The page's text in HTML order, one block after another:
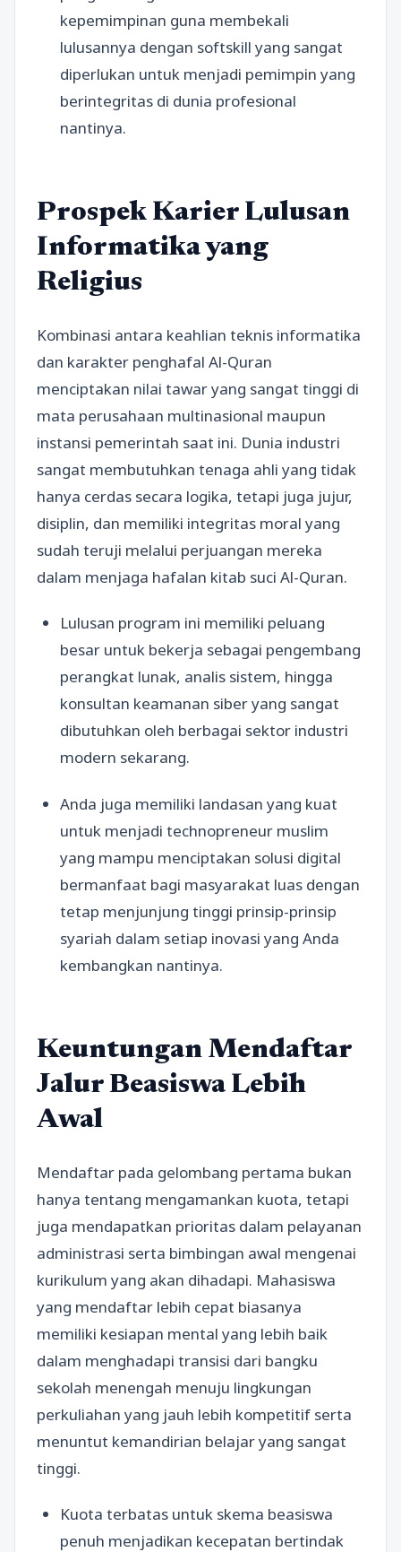
kepemimpinan guna membekali
lulusannya dengan softskill yang sangat
diperlukan untuk menjadi pemimpin yang
berintegritas di dunia profesional
nantinya.
Prospek Karier Lulusan
Informatika yang
Religius
Kombinasi antara keahlian teknis informatika
dan karakter penghafal Al-Quran
menciptakan nilai tawar yang sangat tinggi di
mata perusahaan multinasional maupun
instansi pemerintah saat ini. Dunia industri
sangat membutuhkan tenaga ahli yang tidak
hanya cerdas secara logika, tetapi juga jujur,
disiplin, dan memiliki integritas moral yang
sudah teruji melalui perjuangan mereka
dalam menjaga hafalan kitab suci Al-Quran.
Lulusan program ini memiliki peluang
besar untuk bekerja sebagai pengembang
perangkat lunak, analis sistem, hingga
konsultan keamanan siber yang sangat
dibutuhkan oleh berbagai sektor industri
modern sekarang.
Anda juga memiliki landasan yang kuat
untuk menjadi technopreneur muslim
yang mampu menciptakan solusi digital
bermanfaat bagi masyarakat luas dengan
tetap menjunjung tinggi prinsip-prinsip
syariah dalam setiap inovasi yang Anda
kembangkan nantinya.
Keuntungan Mendaftar
Jalur Beasiswa Lebih
Awal
Mendaftar pada gelombang pertama bukan
hanya tentang mengamankan kuota, tetapi
juga mendapatkan prioritas dalam pelayanan
administrasi serta bimbingan awal mengenai
kurikulum yang akan dihadapi. Mahasiswa
yang mendaftar lebih cepat biasanya
memiliki kesiapan mental yang lebih baik
dalam menghadapi transisi dari bangku
sekolah menengah menuju lingkungan
perkuliahan yang jauh lebih kompetitif serta
menuntut kemandirian belajar yang sangat
tinggi.
Kuota terbatas untuk skema beasiswa
penuh menjadikan kecepatan bertindak